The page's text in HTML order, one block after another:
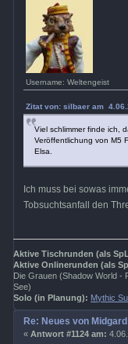
Username: Weltengeist
Zitat von: silbaer am
Viel schlimmer finde ich,
Veröffentlichung von M5
Elsa.
Ich muss bei sowas
Tobsuchtsanfall den
Aktive Tischrunden (als
Aktive Onlinerunden (als
Die Grauen (Shadow World -
See)
Solo (in Planung): Mythic
Re: Neues von Midgard
« Antwort #1124 am: